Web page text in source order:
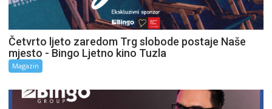
Četvrto ljeto zaredom Trg slobode postaje Naše
mjesto - Bingo Ljetno kino Tuzla
Magazin